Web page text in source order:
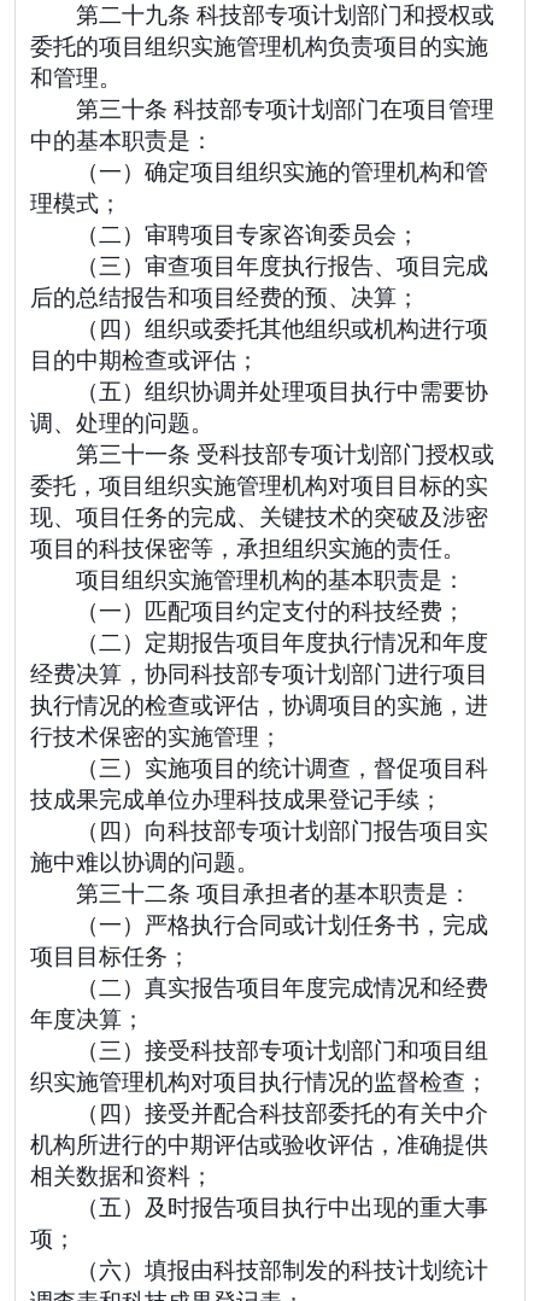
第二十九条 科技部专项计划部门和授权或
委托的项目组织实施管理机构负责项目的实施
和管理。
第三十条 科技部专项计划部门在项目管理
中的基本职责是：
（一）确定项目组织实施的管理机构和管
理模式；
（二）审聘项目专家咨询委员会；
（三）审查项目年度执行报告、项目完成
后的总结报告和项目经费的预、决算；
（四）组织或委托其他组织或机构进行项
目的中期检查或评估；
（五）组织协调并处理项目执行中需要协
调、处理的问题。
第三十一条 受科技部专项计划部门授权或
委托，项目组织实施管理机构对项目目标的实
现、项目任务的完成、关键技术的突破及涉密
项目的科技保密等，承担组织实施的责任。
项目组织实施管理机构的基本职责是：
（一）匹配项目约定支付的科技经费；
（二）定期报告项目年度执行情况和年度
经费决算，协同科技部专项计划部门进行项目
执行情况的检查或评估，协调项目的实施，进
行技术保密的实施管理；
（三）实施项目的统计调查，督促项目科
技成果完成单位办理科技成果登记手续；
（四）向科技部专项计划部门报告项目实
施中难以协调的问题。
第三十二条 项目承担者的基本职责是：
（一）严格执行合同或计划任务书，完成
项目目标任务；
（二）真实报告项目年度完成情况和经费
年度决算；
（三）接受科技部专项计划部门和项目组
织实施管理机构对项目执行情况的监督检查；
（四）接受并配合科技部委托的有关中介
机构所进行的中期评估或验收评估，准确提供
相关数据和资料；
（五）及时报告项目执行中出现的重大事
项；
（六）填报由科技部制发的科技计划统计